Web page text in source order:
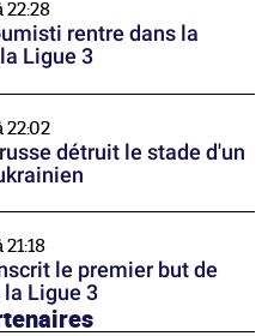
rentre dans la
Ligue 3
détruit le stade d'un
le premier but de
Ligue 3